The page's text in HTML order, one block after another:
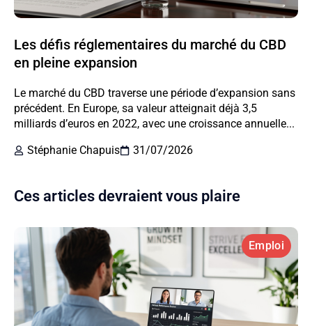
Les défis réglementaires du marché du CBD
en pleine expansion
Le marché du CBD traverse une période d’expansion sans
précédent. En Europe, sa valeur atteignait déjà 3,5
milliards d’euros en 2022, avec une croissance annuelle...
Stéphanie Chapuis
31/07/2026
Ces articles devraient vous plaire
Emploi